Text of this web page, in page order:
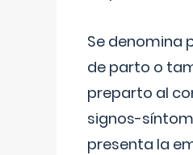
Se denomina
de parto o
preparto al
signos-
presenta la